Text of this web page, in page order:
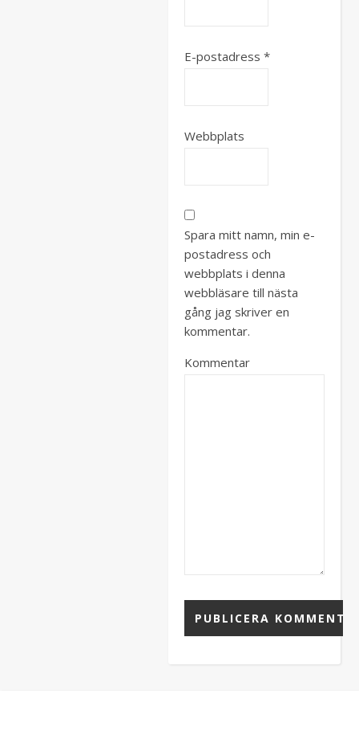
E-postadress *
Webbplats
Spara mitt namn, min e-
postadress och
webbplats i denna
webbläsare till nästa
gång jag skriver en
kommentar.
Kommentar